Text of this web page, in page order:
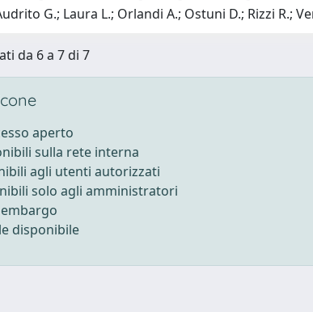
G.; Laura L.; Orlandi A.; Ostuni D.; Rizzi R.;
da 6 a 7 di 7
aperto
sulla rete interna
agli utenti autorizzati
solo agli amministratori
disponibile